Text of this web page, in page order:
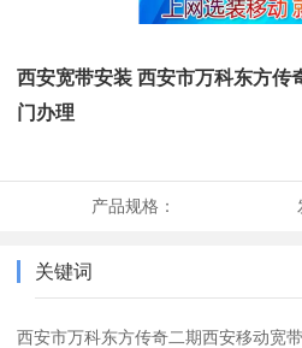
西安宽带安装 西安市万科东方传
门办理
产品规格：
关键词
西安市万科东方传奇二期西安移动宽